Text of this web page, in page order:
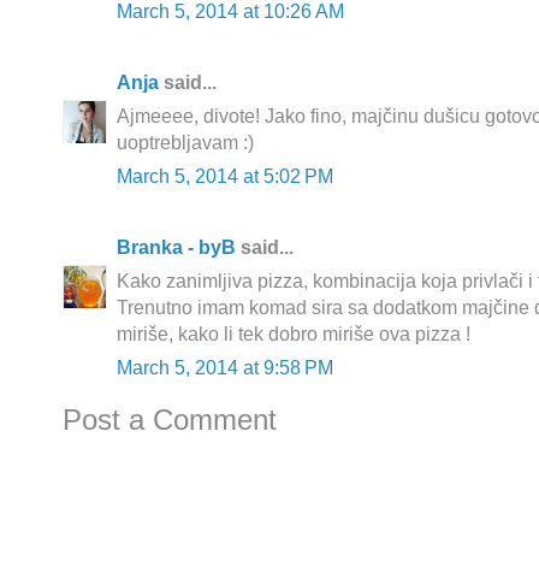
March 5, 2014 at 10:26 AM
Anja said...
Ajmeeee, divote! Jako fino, majčinu dušicu
uoptrebljavam :)
March 5, 2014 at 5:02 PM
Branka - byB said...
Kako zanimljiva pizza, kombinacija koja privlači
Trenutno imam komad sira sa dodatkom majčine
miriše, kako li tek dobro miriše ova pizza !
March 5, 2014 at 9:58 PM
Post a Comment